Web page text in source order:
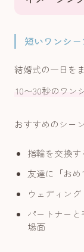
短いワンシ
結婚式の一日を
10〜30秒のワン
おすすめのシー
指輪を交換す
友達に「お
ウェディン
パートナー
場面